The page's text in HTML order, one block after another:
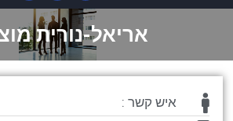
אריאל-נורית
איש קשר :